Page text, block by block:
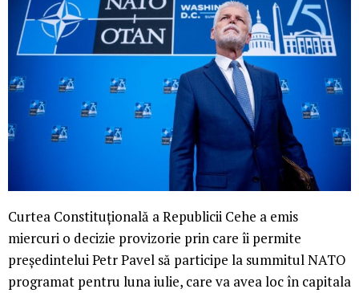
Curtea Constituţională a Republicii Cehe a emis
miercuri o decizie provizorie prin care îi permite
preşedintelui Petr Pavel să participe la summitul NATO
programat pentru luna iulie, care va avea loc în capitala